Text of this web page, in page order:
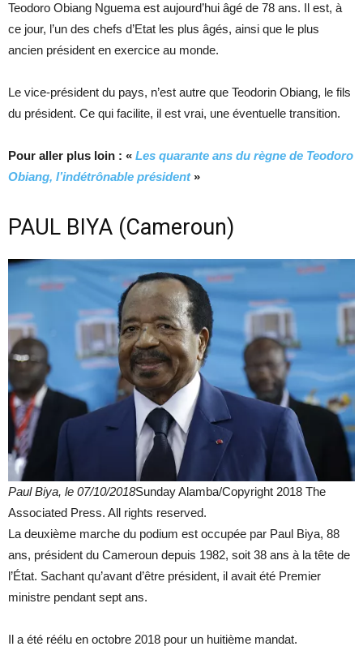
Teodoro Obiang Nguema est aujourd’hui âgé de 78 ans. Il est, à
ce jour, l’un des chefs d’Etat les plus âgés, ainsi que le plus
ancien président en exercice au monde.
Le vice-président du pays, n’est autre que Teodorin Obiang, le fils
du président. Ce qui facilite, il est vrai, une éventuelle transition.
Pour aller plus loin : « Les quarante ans du règne de Teodoro
Obiang, l’indétrônable président»
PAUL BIYA (Cameroun)
Paul Biya, le 07/10/2018Sunday Alamba/Copyright 2018 The
Associated Press. All rights reserved.
La deuxième marche du podium est occupée par Paul Biya, 88
ans, président du Cameroun depuis 1982, soit 38 ans à la tête de
l’État. Sachant qu’avant d’être président, il avait été Premier
ministre pendant sept ans.
Il a été réélu en octobre 2018 pour un huitième mandat.